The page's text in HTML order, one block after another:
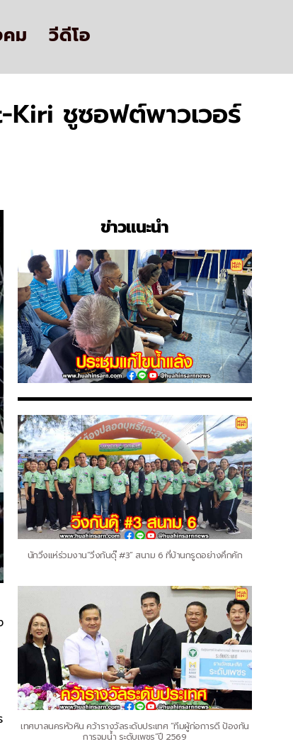
ม วีดีโอ
Kiri ชูซอฟต์พาวเวอร์
ข่าวแนะนำ
นักวิ่งแห่ร่วมงาน“วิ่งกันดุ๊ #3” สนาม 6 ที่บ้านกรูดอย่างคึกคัก
เทศบาลนครหัวหิน คว้ารางวัลระดับประเทศ “ทีมผู้ก่อการดี ป้องกัน
การจมน้ำ ระดับเพชร”ปี 2569